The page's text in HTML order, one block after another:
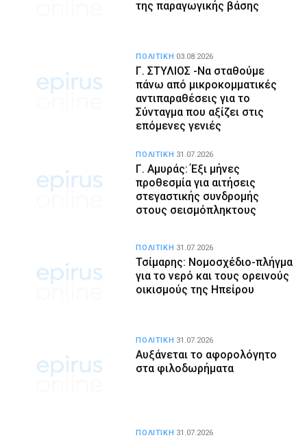
της παραγωγικής βάσης
Γ. ΣΤΥΛΙΟΣ -Να σταθούμε
πάνω από μικροκομματικές
αντιπαραθέσεις για το
Σύνταγμα που αξίζει στις
επόμενες γενιές
ΠΟΛΙΤΙΚΗ 03.08.2026
Γ. Αμυράς: Έξι μήνες
προθεσμία για αιτήσεις
στεγαστικής συνδρομής
στους σεισμόπληκτους
ΠΟΛΙΤΙΚΗ 31.07.2026
Τσίμαρης: Νομοσχέδιο-πλήγμα
για το νερό και τους ορεινούς
οικισμούς της Ηπείρου
ΠΟΛΙΤΙΚΗ 31.07.2026
Αυξάνεται το αφορολόγητο
στα φιλοδωρήματα
ΠΟΛΙΤΙΚΗ 31.07.2026
ΠΟΛΙΤΙΚΗ 31.07.2026